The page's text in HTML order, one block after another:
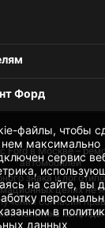
файлы, чтобы
максимально
сервис
на сайте, вы
в
данных
Форд
Ford в Москве –
автомобилей
знака и
целях не
согласия
и политика